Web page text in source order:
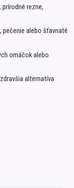
prírodné rezne,
pečenie alebo šťavnaté
omáčok alebo
alternatíva